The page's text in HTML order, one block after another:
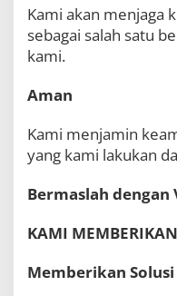
Kami akan menjaga
sebagai salah satu
kami.
Aman
Kami menjamin
yang kami lakukan
Bermaslah dengan
KAMI
Memberikan